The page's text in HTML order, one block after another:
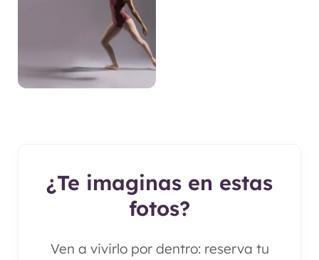
¿Te imaginas en estas
fotos?
Ven a vivirlo por dentro: reserva tu